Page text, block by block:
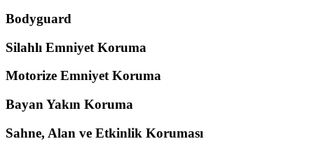
Bodyguard
Silahlı Emniyet Koruma
Motorize Emniyet Koruma
Bayan Yakın Koruma
Sahne, Alan ve Etkinlik Koruması